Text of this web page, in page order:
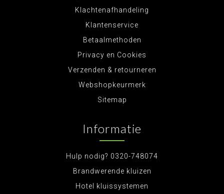
Klachtenafhandeling
Klantenservice
Betaalmethoden
Privacy en Cookies
Verzenden & retourneren
Webshopkeurmerk
Sitemap
Informatie
Hulp nodig? 0320-748074
Brandwerende kluizen
Hotel kluissystemen